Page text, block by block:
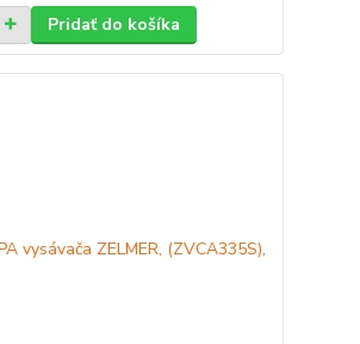
Pridať do košíka